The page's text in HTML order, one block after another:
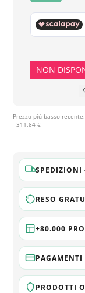
NON
Prezzo più basso recente:
311,84 €
SPEDIZIONI
RESO
+80.000
PAGAMENTI
PRODOTTI